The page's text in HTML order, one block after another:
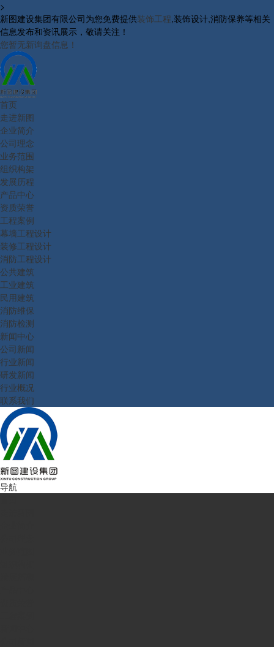
>
新图建设集团有限公司为您免费提供装饰工程,装饰设计,消防保养等相关
信息发布和资讯展示，敬请关注！
您暂无新询盘信息！
首页
走进新图
企业简介
公司理念
业务范围
组织构架
发展历程
产品中心
资质荣誉
工程案例
幕墙工程设计
装修工程设计
消防工程设计
公共建筑
工业建筑
民用建筑
消防维保
消防检测
新闻中心
公司新闻
行业新闻
研发新闻
行业概况
联系我们
导航